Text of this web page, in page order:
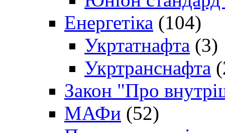
Енергетіка (104)
Укртатнафта (3)
Укртранснафта
Закон "Про
МАФи (52)